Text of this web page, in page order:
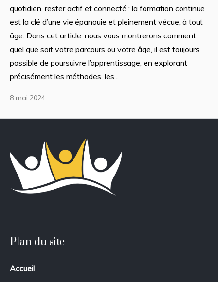
quotidien, rester actif et connecté : la formation continue
est la clé d’une vie épanouie et pleinement vécue, à tout
âge. Dans cet article, nous vous montrerons comment,
quel que soit votre parcours ou votre âge, il est toujours
possible de poursuivre l’apprentissage, en explorant
précisément les méthodes, les...
8 mai 2024
Plan du site
Accueil